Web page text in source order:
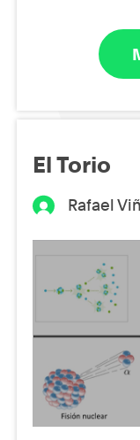
El Torio
Rafael